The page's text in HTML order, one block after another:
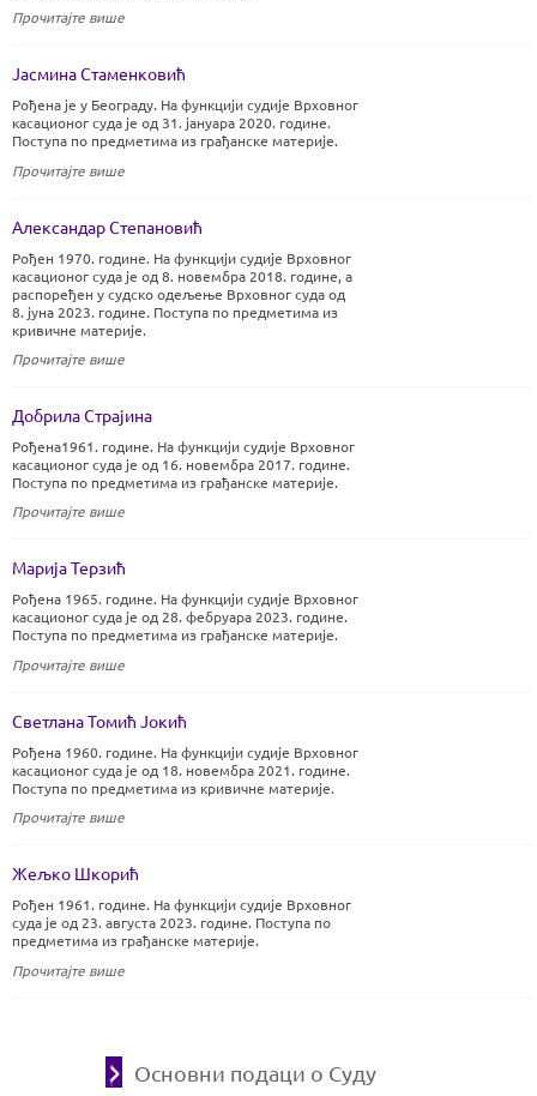
Прочитајте више
Јасмина Стаменковић
Рођена je у Београду. На функцији судије Врховног
касационог суда је од 31. јануара 2020. године.
Поступа по предметима из грађанске материје.
Прочитајте више
Александар Степановић
Рођен 1970. године. На функцији судије Врховног
касационог суда је од 8. новембра 2018. године, а
распоређен у судско одељење Врховног суда од
8. јуна 2023. године. Поступа по предметима из
кривичне материје.
Прочитајте више
Добрила Страјина
Рођена1961. године. На функцији судије Врховног
касационог суда је од 16. новембра 2017. године.
Поступа по предметима из грађанске материје.
Прочитајте више
Марија Терзић
Рођена 1965. године. На функцији судије Врховног
касационог суда је од 28. фебруара 2023. године.
Поступа по предметима из грађанске материје.
Прочитајте више
Светлана Томић Јокић
Рођенa 1960. године. На функцији судије Врховног
касационог суда је од 18. новембра 2021. године.
Поступа по предметима из кривичне материје.
Прочитајте више
Жељко Шкорић
Рођен 1961. године. На функцији судије Врховног
суда је од 23. августа 2023. године. Поступа по
предметима из грађанске материје.
Прочитајте више
Основни подаци о Суду